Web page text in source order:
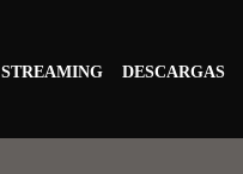
STREAMING DESCARGAS